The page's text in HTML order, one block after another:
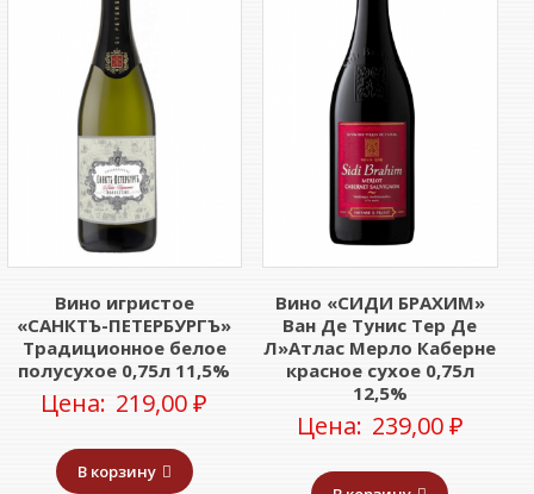
Вино игристое
«САНКТЪ-ПЕТЕРБУРГЪ»
Традиционное белое
полусухое 0,75л 11,5%
Цена: 219,00₽
В корзину
Вино «СИДИ БРАХИМ»
Ван Де Тунис Тер Де
Л»Атлас Мерло Каберне
красное сухое 0,75л
12,5%
Цена: 239,00₽